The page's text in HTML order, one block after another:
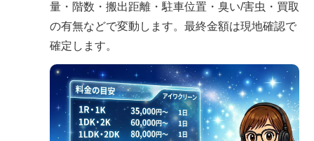
量・階数・搬出距離・駐車位置・臭い/害虫・買取
の有無などで変動します。最終金額は現地確認で
確定します。